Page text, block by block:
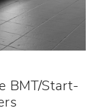
BMT/Start-